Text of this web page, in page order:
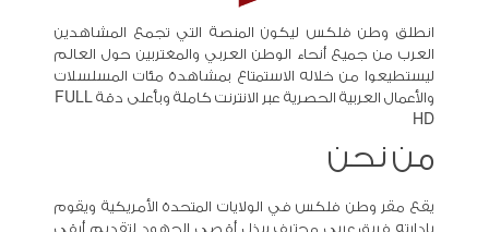
انطلق وطن فلكس ليكون المنصة التي تجمع المشاهدين
العرب من جميع أنحاء الوطن العربي والمغتربين حول العالم
ليستطيعوا من خلاله الاستمتاع بمشاهدة مئات المسلسلات
والأعمال العربية الحصرية عبر الانترنت كاملة وبأعلى دقة FULL
HD
من نحن
يقع مقر وطن فلكس في الولايات المتحدة الأمريكية ويقوم